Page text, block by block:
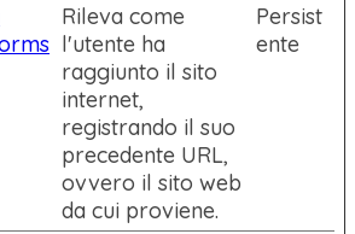
Rileva come
l'utente ha
raggiunto il sito
internet,
registrando il suo
precedente URL,
ovvero il sito web
da cui proviene.
Persist
ente